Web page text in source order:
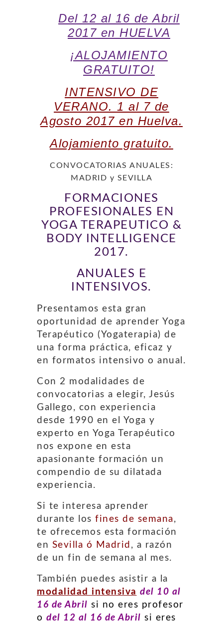
Del 12 al 16 de Abril
2017 en HUELVA
¡ALOJAMIENTO
GRATUITO!
INTENSIVO DE
VERANO. 1 al 7 de
Agosto 2017 en Huelva.
Alojamiento gratuito.
CONVOCATORIAS ANUALES:
MADRID y SEVILLA
FORMACIONES
PROFESIONALES EN
YOGA TERAPEUTICO &
BODY INTELLIGENCE
2017.
ANUALES E
INTENSIVOS.
Presentamos esta gran
oportunidad de aprender Yoga
Terapéutico (Yogaterapia) de
una forma práctica, eficaz y
en formatos intensivo o anual.
Con 2 modalidades de
convocatorias a elegir, Jesús
Gallego, con experiencia
desde 1990 en el Yoga y
experto en Yoga Terapéutico
nos expone en esta
apasionante formación un
compendio de su dilatada
experiencia.
Si te interesa aprender
durante los fines de semana,
te ofrecemos esta formación
en Sevilla ó Madrid , a razón
de un fin de semana al mes.
También puedes asistir a la
modalidad intensiva del 10 al
16 de Abril si no eres profesor
o del 12 al 16 de Abril si eres